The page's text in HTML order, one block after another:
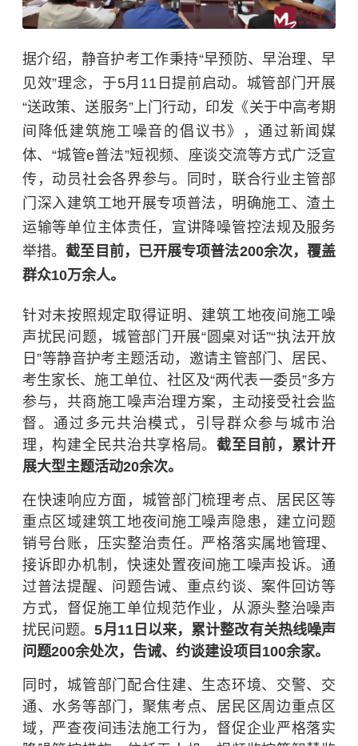
据介绍，静音护考工作秉持“早预防、早治理、早
见效”理念，于5月11日提前启动。城管部门开展
“送政策、送服务”上门行动，印发《关于中高考期
间降低建筑施工噪音的倡议书》，通过新闻媒
体、“城管e普法”短视频、座谈交流等方式广泛宣
传，动员社会各界参与。同时，联合行业主管部
门深入建筑工地开展专项普法，明确施工、渣土
运输等单位主体责任，宣讲降噪管控法规及服务
举措。截至目前，已开展专项普法200余次，覆盖
群众10万余人。
针对未按照规定取得证明、建筑工地夜间施工噪
声扰民问题，城管部门开展“圆桌对话”“执法开放
日”等静音护考主题活动，邀请主管部门、居民、
考生家长、施工单位、社区及“两代表一委员”多方
参与，共商施工噪声治理方案，主动接受社会监
督。通过多元共治模式，引导群众参与城市治
理，构建全民共治共享格局。截至目前，累计开
展大型主题活动20余次。
在快速响应方面，城管部门梳理考点、居民区等
重点区域建筑工地夜间施工噪声隐患，建立问题
销号台账，压实整治责任。严格落实属地管理、
接诉即办机制，快速处置夜间施工噪声投诉。通
过普法提醒、问题告诫、重点约谈、案件回访等
方式，督促施工单位规范作业，从源头整治噪声
扰民问题。5月11日以来，累计整改有关热线噪声
问题200余处次，告诫、约谈建设项目100余家。
同时，城管部门配合住建、生态环境、交警、交
通、水务等部门，聚焦考点、居民区周边重点区
域，严查夜间违法施工行为，督促企业严格落实